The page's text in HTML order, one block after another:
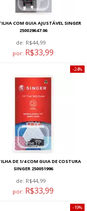
COM GUIA AJUSTÁVEL SINGER
250029647.06
de: R$44,99
por: R$33,99
DE 1/4 COM GUIA DE COSTURA
SINGER 250051996
de: R$44,99
por: R$33,99
24%
19%